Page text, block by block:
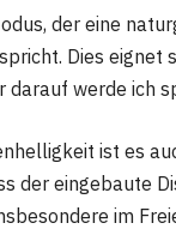
der eine
Dies eignet
darauf werde ich
ist es
der eingebaute
im